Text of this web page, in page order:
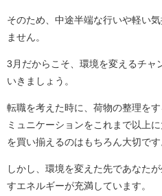
そのため、中途半端な行いや軽い
ません。
3月だからこそ、環境を変えるチャ
いきましょう。
転職を考えた時に、荷物の整理を
ミュニケーションをこれまで以上
を買い揃えるのはもちろん大切です
しかし、環境を変えた先であなた
すエネルギーが充満しています。